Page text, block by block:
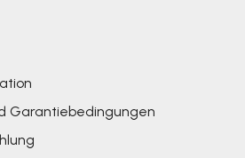
Garantiebedingungen